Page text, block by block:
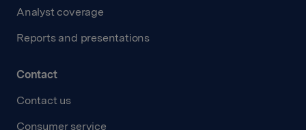
Analyst coverage
Reports and presentations
Contact
Contact us
Consumer service